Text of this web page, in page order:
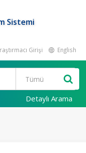
Sistemi
Girişi English
Detaylı Arama